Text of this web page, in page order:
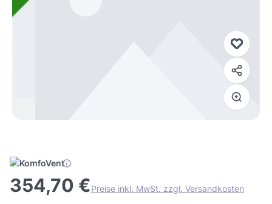
354,70 €Preise inkl. MwSt. zzgl. Versandkosten